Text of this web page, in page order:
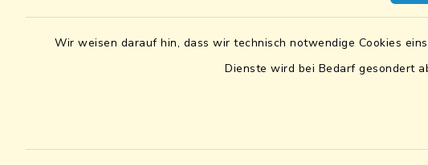
Wir weisen darauf hin, dass wir technisch notwendige Cookies
Dienste wird bei Bedarf gesondert